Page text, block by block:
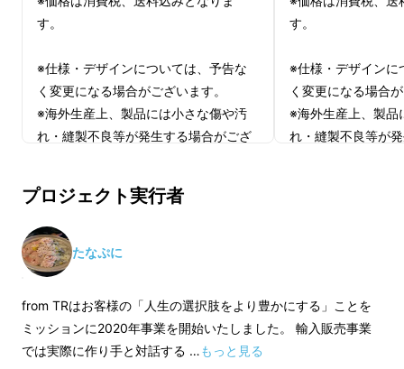
す。
※仕様・デザインについては、予告な
く変更になる場合がございます。
※海外生産上、製品には小さな傷や汚
れ・縫製不良等が発生する場合がござ
ていただきます。
※ご支援の数が想定を上回った場合や
製造工程上の都合等により出荷時期が
遅れる場合がございます。
す。
※仕様・デザインに
く変更になる場合
※海外生産上、製品
れ・縫製不良等が
プロジェクト実行者
たなぷに
from TRはお客様の「人生の選択肢をより豊かにする」ことを
ミッションに2020年事業を開始いたしました。 輸入販売事業
では実際に作り手と対話する …もっと見る